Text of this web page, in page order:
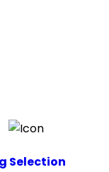
Selection